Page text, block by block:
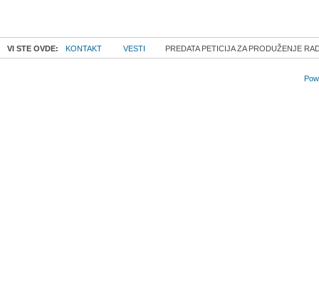
VI STE OVDE: KONTAKT VESTI PREDATA PETICIJA ZA PRODUŽENJE